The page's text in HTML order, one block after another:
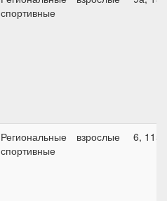
спортивные
Региональные
спортивные
взрослые 6, 115